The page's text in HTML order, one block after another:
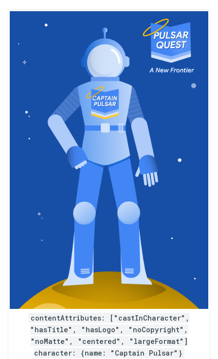
contentAttributes: ["castInCharacter",
"hasTitle", "hasLogo", "noCopyright",
"noMatte", "centered", "largeFormat"]
character: {name: "Captain Pulsar"}